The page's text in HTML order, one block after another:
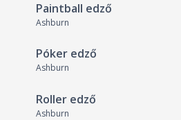
Paintball edző
Ashburn
Póker edző
Ashburn
Roller edző
Ashburn